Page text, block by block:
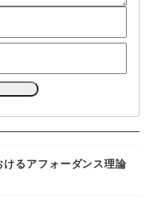
るアフォーダンス理論